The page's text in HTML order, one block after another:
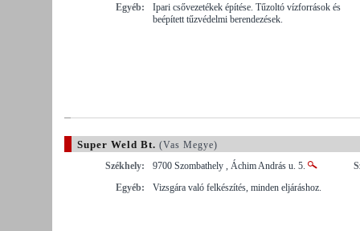
Egyéb:
Ipari csővezetékek építése. Tűzoltó vízforrások és
beépített tűzvédelmi berendezések.
Super Weld Bt. (Vas Megye)
Székhely:
9700 Szombathely , Áchim András u. 5.
Egyéb:
Vizsgára való felkészítés, minden eljáráshoz.